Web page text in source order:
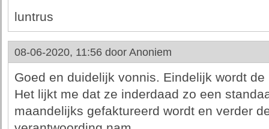
luntrus
08-06-2020, 11:56 door Anoniem
Goed en duidelijk vonnis. Eindelijk wordt
Het lijkt me dat ze inderdaad zo een
maandelijks gefaktureerd wordt en verder